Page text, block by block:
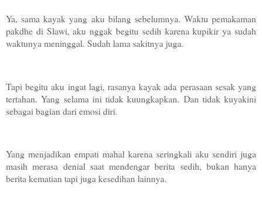
Ya, sama kayak yang aku bilang sebelumnya. Waktu pemakaman
pakdhe di Slawi, aku nggak begitu sedih karena kupikir ya sudah
waktunya meninggal. Sudah lama sakitnya juga.
Tapi begitu aku ingat lagi, rasanya kayak ada perasaan sesak yang
tertahan. Yang selama ini tidak kuungkapkan. Dan tidak kuyakini
sebagai bagian dari emosi diri.
Yang menjadikan empati mahal karena seringkali aku sendiri juga
masih merasa denial saat mendengar berita sedih, bukan hanya
berita kematian tapi juga kesedihan lainnya.